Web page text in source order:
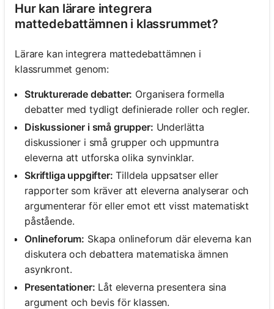
Hur kan lärare integrera
mattedebattämnen i klassrummet?
Lärare kan integrera mattedebattämnen i
klassrummet genom:
Strukturerade debatter: Organisera formella
debatter med tydligt definierade roller och regler.
Diskussioner i små grupper: Underlätta
diskussioner i små grupper och uppmuntra
eleverna att utforska olika synvinklar.
Skriftliga uppgifter: Tilldela uppsatser eller
rapporter som kräver att eleverna analyserar och
argumenterar för eller emot ett visst matematiskt
påstående.
Onlineforum: Skapa onlineforum där eleverna kan
diskutera och debattera matematiska ämnen
asynkront.
Presentationer: Låt eleverna presentera sina
argument och bevis för klassen.